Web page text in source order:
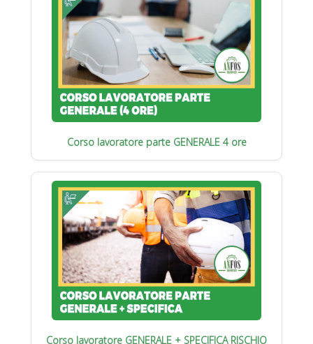
Corso lavoratore parte GENERALE 4 ore
Corso lavoratore GENERALE + SPECIFICA RISCHIO